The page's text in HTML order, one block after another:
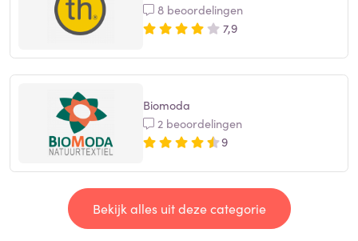
8 beoordelingen
7,9
Biomoda
2 beoordelingen
9
Bekijk alles uit deze categorie